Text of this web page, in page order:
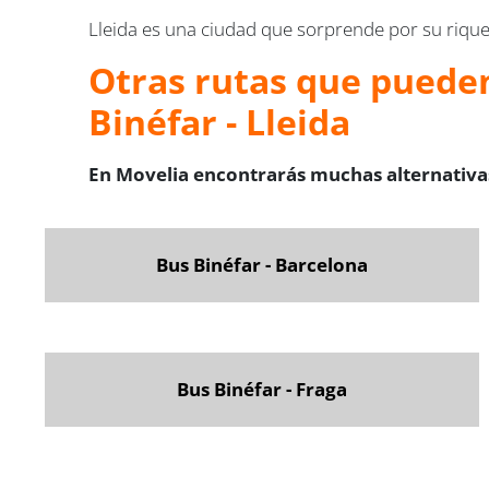
Lleida es una ciudad que sorprende por su
Otras rutas que
Binéfar - Lleida
En Movelia encontrarás muchas
Bus Binéfar - Barcelona
Bus Binéfar - Fraga